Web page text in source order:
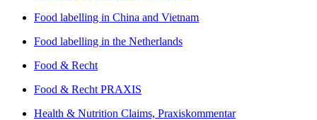
Food labelling in China and Vietnam
Food labelling in the Netherlands
Food & Recht
Food & Recht PRAXIS
Health & Nutrition Claims, Praxiskommentar